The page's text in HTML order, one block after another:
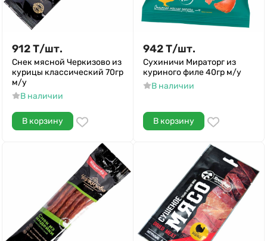
912Т/шт.
Снек мясной Черкизово из
курицы классический 70гр
м/у
В наличии
В корзину
942Т/шт.
Сухиничи Мираторг из
куриного филе 40гр м/у
В наличии
В корзину